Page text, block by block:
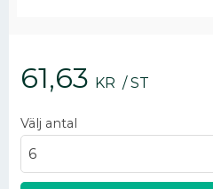
61,63 KR /ST
Välj antal